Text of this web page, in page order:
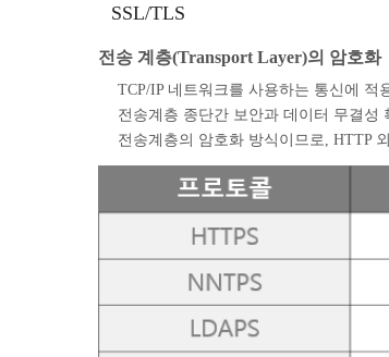
SSL/TLS
전송 계층(Transport Layer)의 암호화
TCP/IP 네트워크를 사용하는 통신에 적
전송계층 종단간 보안과 데이터 무결성
전송계층의 암호화 방식이므로, HTTP